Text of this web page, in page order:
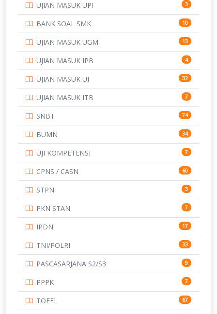
PTDI STTD 4
133
SMA 146
SMK 231
SMP 134
STIP 2
153
345
UNIVERSITAS AIRLANGGA 15
16
15
15
14
14
UNIVERSITAS CENDRAWASIH 14
15
219
UJIAN MASUK UPI 3
BANK SOAL SMK 10
UJIAN MASUK UGM 13
UJIAN MASUK IPB 4
UJIAN MASUK UI 32
UJIAN MASUK ITB 7
SNBT 74
BUMN 34
UJI KOMPETENSI 7
CPNS / CASN 60
STPN 3
PKN STAN 7
IPDN 17
TNI/POLRI 33
PASCASARJANA S2/S3 9
PPPK 7
TOEFL 67